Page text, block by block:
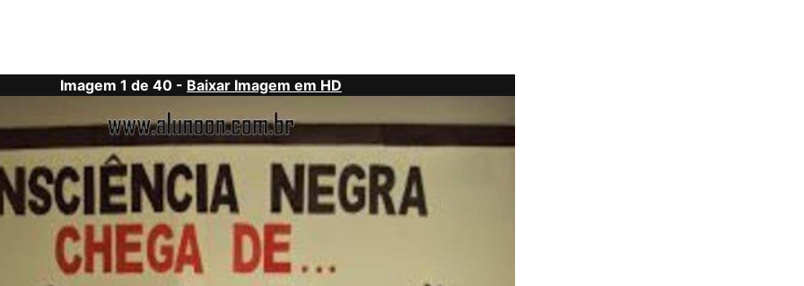
Imagem 1 de 40 - Baixar Imagem em HD